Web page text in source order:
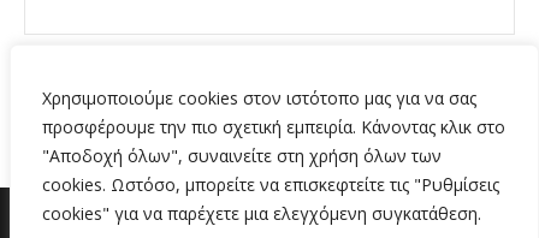
Χρησιμοποιούμε cookies στον ιστότοπο μας για να σας
προσφέρουμε την πιο σχετική εμπειρία. Κάνοντας κλικ στο
"Αποδοχή όλων", συναινείτε στη χρήση όλων των
cookies. Ωστόσο, μπορείτε να επισκεφτείτε τις "Ρυθμίσεις
cookies" για να παρέχετε μια ελεγχόμενη συγκατάθεση.